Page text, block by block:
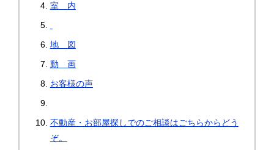
室 内
地 図
動 画
お客様の声
不動産・お部屋探しでのご相談はごちらからどう
ぞ。